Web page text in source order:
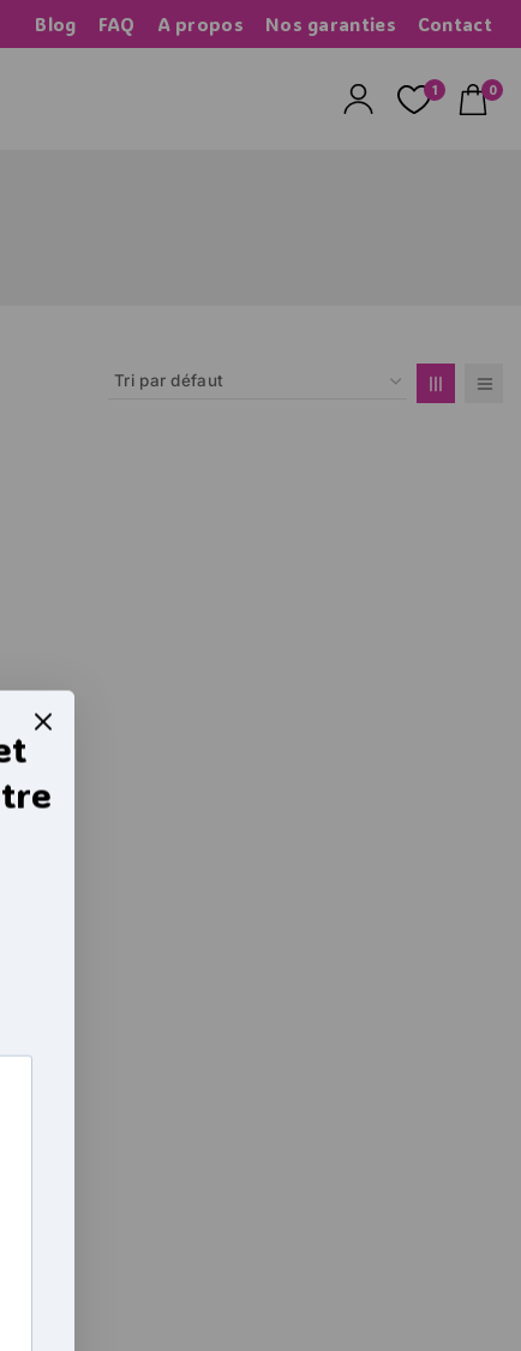
Blog FAQ A propos Nos garanties Contact
1 0